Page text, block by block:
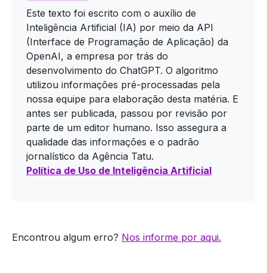
Este texto foi escrito com o auxílio de
Inteligência Artificial (IA) por meio da API
(Interface de Programação de Aplicação) da
OpenAI, a empresa por trás do
desenvolvimento do ChatGPT. O algoritmo
utilizou informações pré-processadas pela
nossa equipe para elaboração desta matéria. E
antes ser publicada, passou por revisão por
parte de um editor humano. Isso assegura a
qualidade das informações e o padrão
jornalístico da Agência Tatu.
Política de Uso de Inteligência Artificial
Encontrou algum erro? Nos informe por aqui.